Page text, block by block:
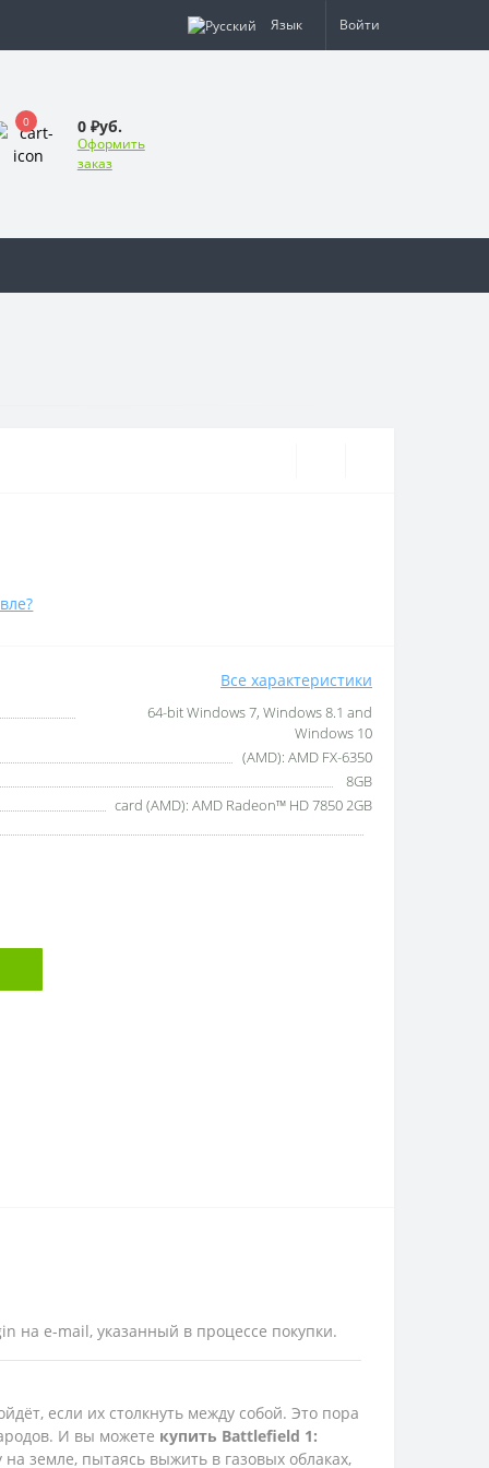
Язык Войти
0 0 ₽уб.
Оформить
заказ
Все характеристики
64-bit Windows 7, Windows 8.1 and
Windows 10
(AMD): AMD FX-6350
8GB
card (AMD): AMD Radeon™ HD 7850 2GB
на e-mail, указанный в процессе покупки.
если их столкнуть между собой. Это пора
И вы можете купить Battlefield 1:
земле, пытаясь выжить в газовых облаках,